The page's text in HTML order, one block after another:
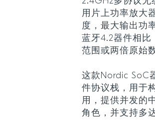
用片上功率放大
度，最大输出功
蓝牙4.2器件相
范围或两倍原始
这款Nordic SoC
件协议栈，用于
用，提供并发的
角色，并支持多